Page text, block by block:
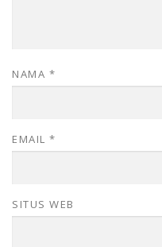
NAMA *
EMAIL *
SITUS WEB